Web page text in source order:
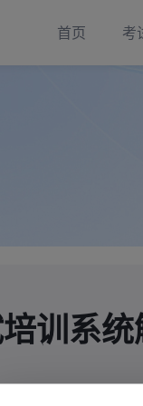
首页 考
训系